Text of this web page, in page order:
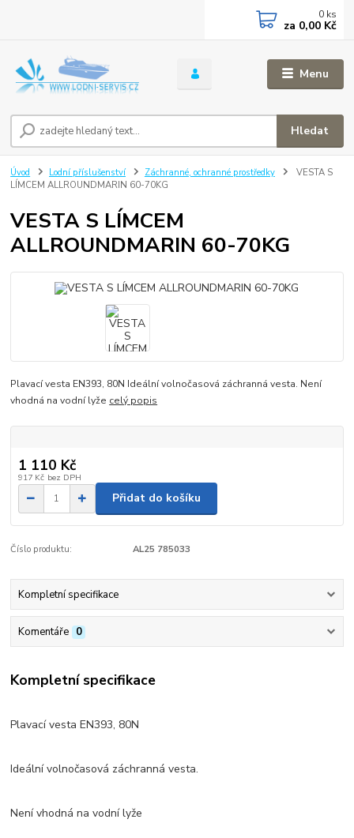
Menu
Hledat
0 ks
za 0,00 Kč
Úvod Lodní příslušenství Záchranné, ochranné prostředky
VESTA S
LÍMCEM ALLROUNDMARIN 60-70KG
VESTA S LÍMCEM
ALLROUNDMARIN 60-70KG
Plavací vesta EN393, 80N Ideální volnočasová záchranná vesta. Není
vhodná na vodní lyže celý popis
1 110 Kč
917 Kč bez DPH
Přidat do košíku
Číslo produktu: AL25 785033
Kompletní specifikace
Komentáře 0
Kompletní specifikace
Plavací vesta EN393, 80N
Ideální volnočasová záchranná vesta.
Není vhodná na vodní lyže